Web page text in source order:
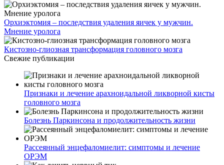
Орхиэктомия – последствия удаления яичек у мужчин.
Мнение уролога
Кистозно-глиозная трансформация головного мозга
Свежие публикации
Признаки и лечение арахноидальной ликворной кисты
головного мозга
Болезнь Паркинсона и продолжительность жизни
Рассеянный энцефаломиелит: симптомы и лечение
ОРЭМ